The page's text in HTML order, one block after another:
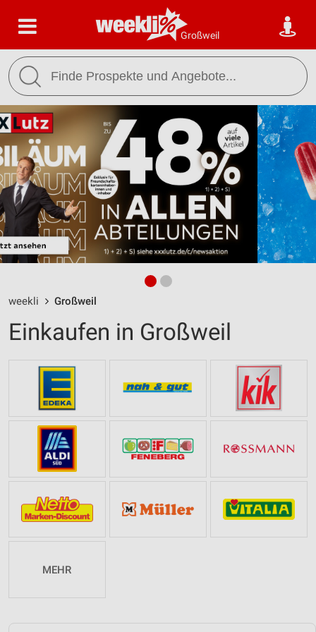
Großweil
weekli Großweil
Einkaufen in Großweil
MEHR